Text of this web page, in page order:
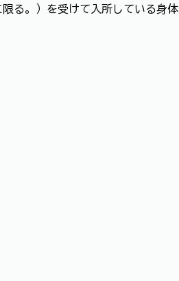
る。）を受けて入所している身体